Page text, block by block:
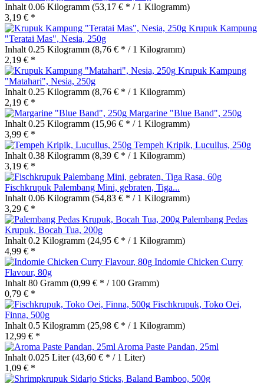
Inhalt 0.06 Kilogramm (53,17 € * / 1 Kilogramm)
3,19 € *
Krupuk Kampung
"Teratai Mas", Nesia, 250g
Inhalt 0.25 Kilogramm (8,76 € * / 1 Kilogramm)
2,19 € *
Krupuk Kampung
"Matahari", Nesia, 250g
Inhalt 0.25 Kilogramm (8,76 € * / 1 Kilogramm)
2,19 € *
Margarine "Blue Band", 250g
Inhalt 0.25 Kilogramm (15,96 € * / 1 Kilogramm)
3,99 € *
Tempeh Kripik, Lucullus, 250g
Inhalt 0.38 Kilogramm (8,39 € * / 1 Kilogramm)
3,19 € *
Fischkrupuk Palembang Mini, gebraten, Tiga...
Inhalt 0.06 Kilogramm (54,83 € * / 1 Kilogramm)
3,29 € *
Palembang Pedas
Krupuk, Bocah Tua, 200g
Inhalt 0.2 Kilogramm (24,95 € * / 1 Kilogramm)
4,99 € *
Indomie Chicken Curry
Flavour, 80g
Inhalt 80 Gramm (0,99 € * / 100 Gramm)
0,79 € *
Fischkrupuk, Toko Oei,
Finna, 500g
Inhalt 0.5 Kilogramm (25,98 € * / 1 Kilogramm)
12,99 € *
Aroma Paste Pandan, 25ml
Inhalt 0.025 Liter(43,60 € * / 1 Liter)
1,09 € *